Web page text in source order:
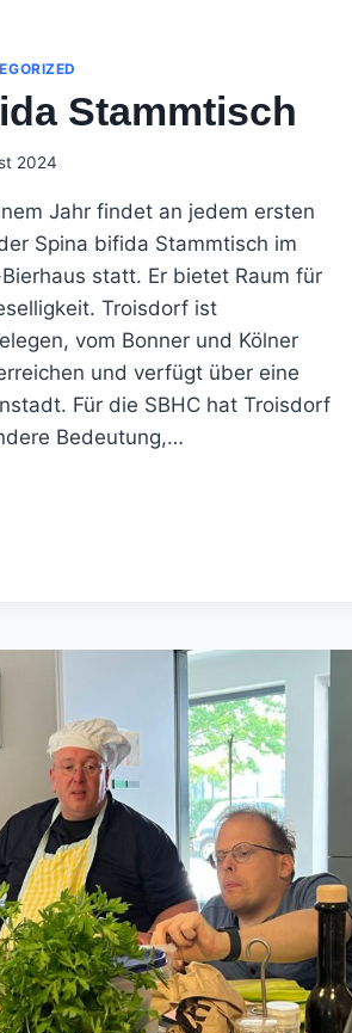
Stammtisch
2024
Jahr findet an jedem ersten
Spina bifida Stammtisch im
statt. Er bietet Raum für
Troisdorf ist
vom Bonner und Kölner
und verfügt über eine
Für die SBHC hat Troisdorf
Bedeutung,…